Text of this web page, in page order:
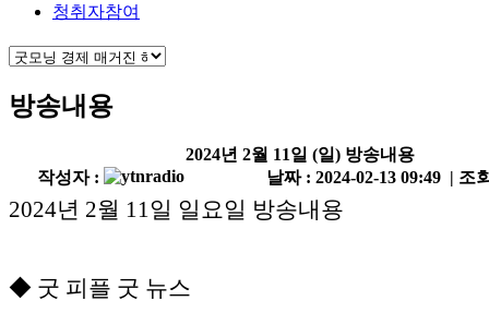
청취자참여
방송내용
2024년 2월 11일 (일) 방송내용
작성자 :
날짜 : 2024-02-13 09:49 | 조
2024년 2월 11일 일요일 방송내용
◆ 굿 피플 굿 뉴스